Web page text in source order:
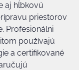
aj hĺbkovú
priestorov
Profesionálni
používajú
a certifikované